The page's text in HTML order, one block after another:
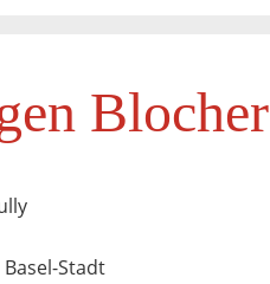
Blocher
Stadt